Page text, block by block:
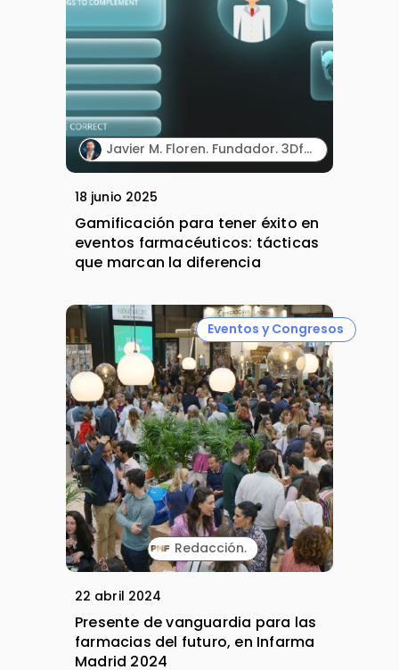
Javier M. Floren. Fundador. 3DforScience.
18 junio 2025
Gamificación para tener éxito en
eventos farmacéuticos: tácticas
que marcan la diferencia
Eventos y Congresos
Redacción.
22 abril 2024
Presente de vanguardia para las
farmacias del futuro, en Infarma
Madrid 2024